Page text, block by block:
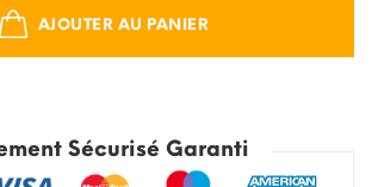
AJOUTER AU PANIER
Sécurisé Garanti